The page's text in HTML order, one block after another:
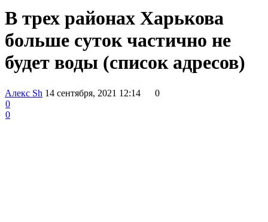
В трех районах Харькова
больше суток частично не
будет воды (список адресов)
Алекс Sh 14 сентября, 2021 12:14
0
0
0